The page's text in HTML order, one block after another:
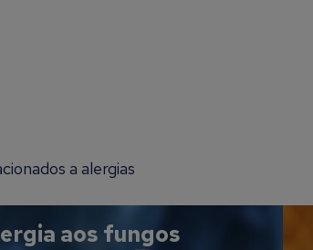
a alergias
aos fungos